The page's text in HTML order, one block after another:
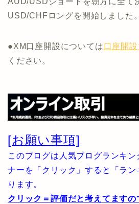
USD/CHFロングを開始しました。
●XM口座開設については口座開
ください。
[お願い事項]
このブログは人気ブログランキ
ナーを「クリック」すると「ラ
ります。
クリック＝評価だと考えてますの